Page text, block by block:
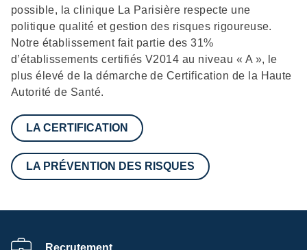
possible, la clinique La Parisière respecte une
politique qualité et gestion des risques rigoureuse.
Notre établissement fait partie des 31%
d’établissements certifiés V2014 au niveau « A », le
plus élevé de la démarche de Certification de la Haute
Autorité de Santé.
LA CERTIFICATION
LA PRÉVENTION DES RISQUES
Recrutement